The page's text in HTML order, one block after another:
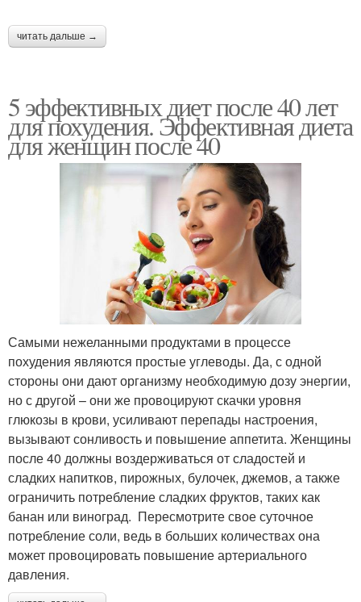
читать дальше →
5 эффективных диет после 40 лет
для похудения. Эффективная диета
для женщин после 40
Самыми нежеланными продуктами в процессе
похудения являются простые углеводы. Да, с одной
стороны они дают организму необходимую дозу энергии,
но с другой – они же провоцируют скачки уровня
глюкозы в крови, усиливают перепады настроения,
вызывают сонливость и повышение аппетита. Женщины
после 40 должны воздерживаться от сладостей и
сладких напитков, пирожных, булочек, джемов, а также
ограничить потребление сладких фруктов, таких как
банан или виноград. Пересмотрите свое суточное
потребление соли, ведь в больших количествах она
может провоцировать повышение артериального
давления.